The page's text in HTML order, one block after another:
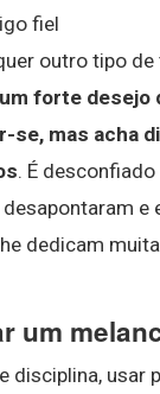
fiel
outro tipo
forte desejo
se, mas acha
. É
e
dedicam
um
disciplina, usar